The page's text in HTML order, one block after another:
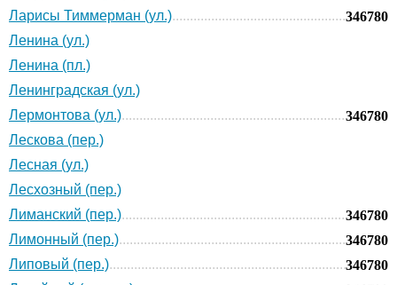
Ларисы Тиммерман (ул.)
346780
Ленина (ул.)
Ленина (пл.)
Ленинградская (ул.)
Лермонтова (ул.)
346780
Лескова (пер.)
Лесная (ул.)
Лесхозный (пер.)
Лиманский (пер.)
346780
Лимонный (пер.)
346780
Липовый (пер.)
346780